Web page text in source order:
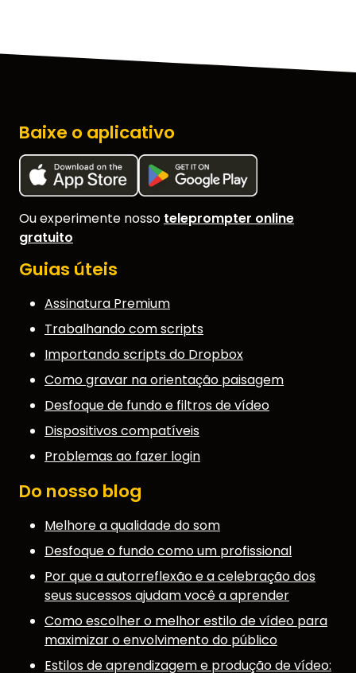
Baixe o aplicativo
Ou experimente nosso teleprompter online
gratuito
Guias úteis
Assinatura Premium
Trabalhando com scripts
Importando scripts do Dropbox
Como gravar na orientação paisagem
Desfoque de fundo e filtros de vídeo
Dispositivos compatíveis
Problemas ao fazer login
Do nosso blog
Melhore a qualidade do som
Desfoque o fundo como um profissional
Por que a autorreflexão e a celebração dos
seus sucessos ajudam você a aprender
Como escolher o melhor estilo de vídeo para
maximizar o envolvimento do público
Estilos de aprendizagem e produção de vídeo: